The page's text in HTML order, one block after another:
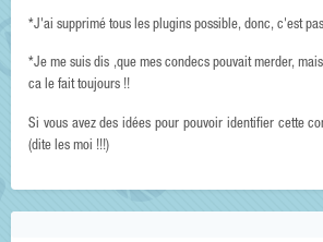
*J'ai supprimé tous les plugins possible, donc, c'est
*Je me suis dis ,que mes condecs pouvait merder,
ca le fait toujours !!
Si vous avez des idées pour pouvoir identifier cette
(dite les moi !!!)